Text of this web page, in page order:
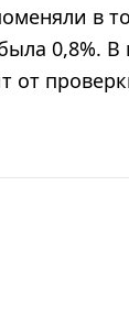
в
0,8%. В
от